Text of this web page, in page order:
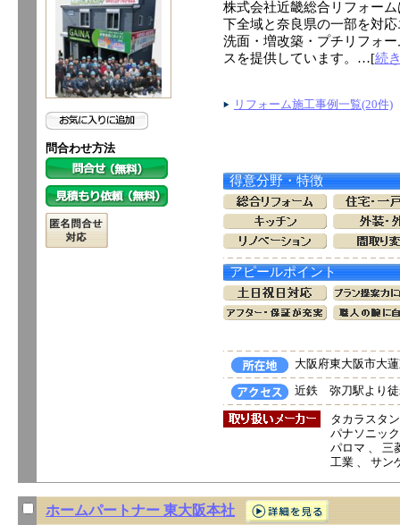
問合わせ方法
株式会社近畿総合リフォー
下全域と奈良県の一部を対
洗面・増改築・プチリフォ
スを提供しています。…[続
リフォーム施工事例一覧(20件)
得意分野・特徴
アピールポイント
大阪府東大阪市大
近鉄 弥刀駅より徒
タカラスタ
パナソニッ
パロマ 、 三
工業 、 サン
ホームパートナー 東大阪本社